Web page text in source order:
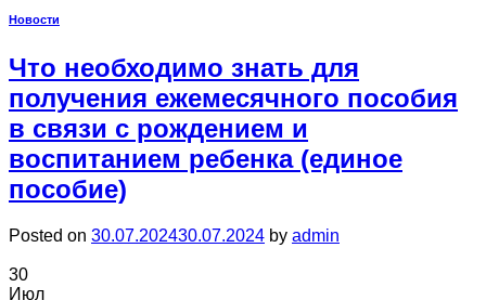
Новости
Что необходимо знать для
получения ежемесячного пособия
в связи с рождением и
воспитанием ребенка (единое
пособие)
Posted on 30.07.202430.07.2024 by admin
30
Июл